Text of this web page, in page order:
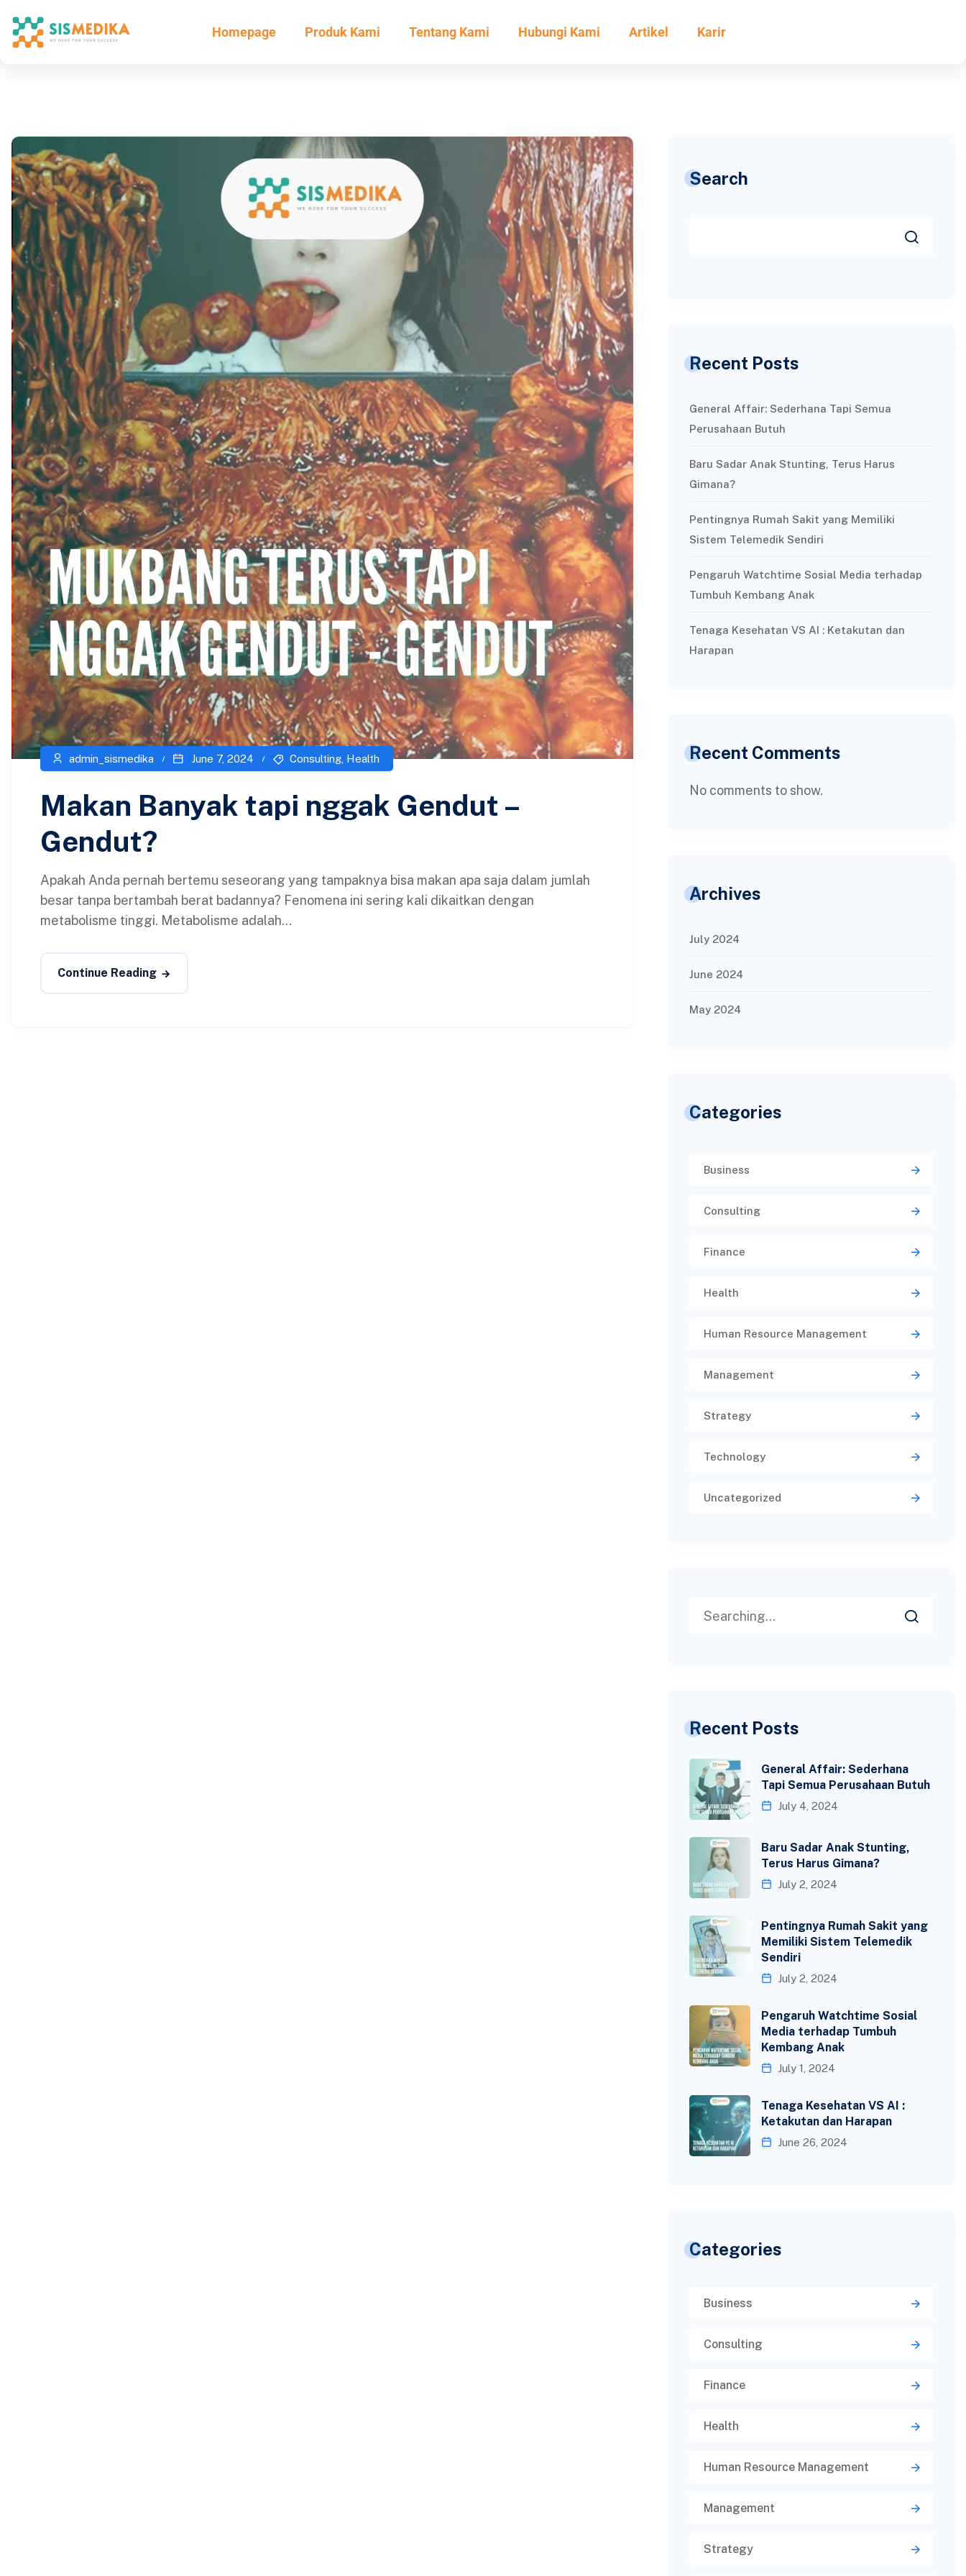
Homepage Produk Kami Tentang Kami Hubungi Kami Artikel Karir
admin_sismedika June 7, 2024 Consulting, Health
Makan Banyak tapi nggak Gendut –
Gendut?
Apakah Anda pernah bertemu seseorang yang tampaknya bisa makan apa saja dalam jumlah
besar tanpa bertambah berat badannya? Fenomena ini sering kali dikaitkan dengan
metabolisme tinggi. Metabolisme adalah...
Continue Reading
Search
Recent Posts
General Affair: Sederhana Tapi Semua
Perusahaan Butuh
Baru Sadar Anak Stunting, Terus Harus
Gimana?
Pentingnya Rumah Sakit yang Memiliki
Sistem Telemedik Sendiri
Pengaruh Watchtime Sosial Media terhadap
Tumbuh Kembang Anak
Tenaga Kesehatan VS AI : Ketakutan dan
Harapan
Recent Comments
No comments to show.
Archives
July 2024
June 2024
May 2024
Categories
Business
Consulting
Finance
Health
Human Resource Management
Management
Strategy
Technology
Uncategorized
Recent Posts
General Affair: Sederhana
Tapi Semua Perusahaan Butuh
July 4, 2024
Baru Sadar Anak Stunting,
Terus Harus Gimana?
July 2, 2024
Pentingnya Rumah Sakit yang
Memiliki Sistem Telemedik
Sendiri
July 2, 2024
Pengaruh Watchtime Sosial
Media terhadap Tumbuh
Kembang Anak
July 1, 2024
Tenaga Kesehatan VS AI :
Ketakutan dan Harapan
June 26, 2024
Categories
Business
Consulting
Finance
Health
Human Resource Management
Management
Strategy